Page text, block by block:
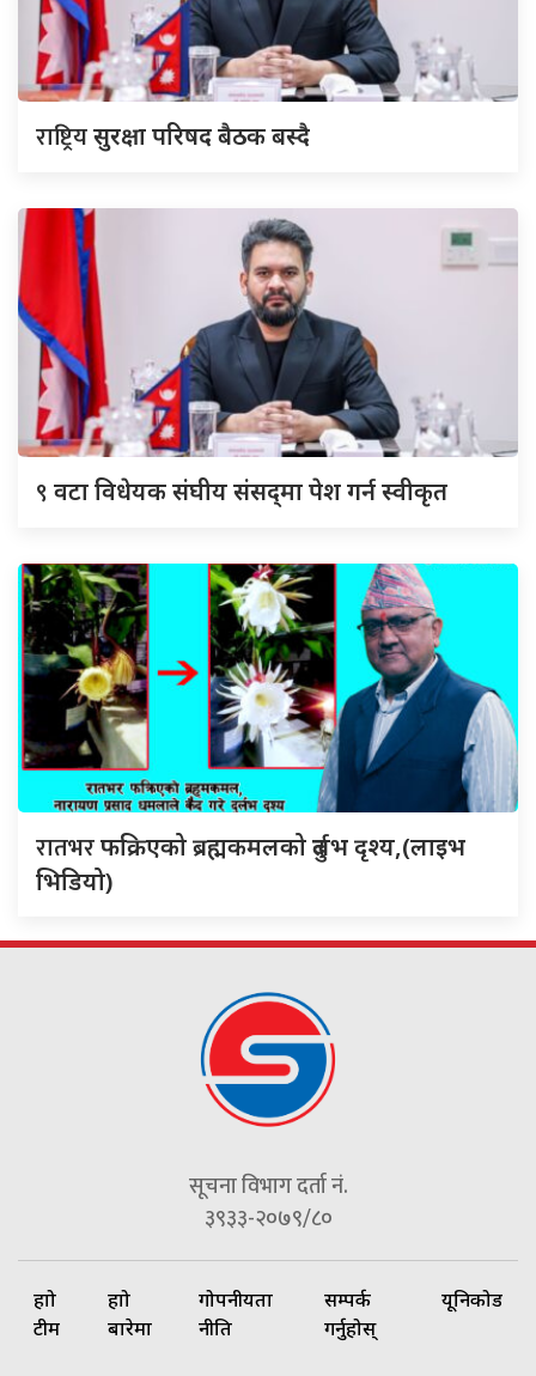
राष्ट्रियसुरक्षा परिषद बैठक बस्दै
९ वटा विधेयक संघीय संसद्‌मा पेश गर्न स्वीकृत
रातभरफक्रिएको ब्रह्मकमलको दुर्लभ दृश्य,(लाइभ
भिडियो)
सूचना विभाग दर्ता नं.
३९३३-२०७९/८०
हाम्रो
टीम
हाम्रो
बारेमा
गोपनीयता
नीति
सम्पर्क
गर्नुहोस्
यूनिकोड